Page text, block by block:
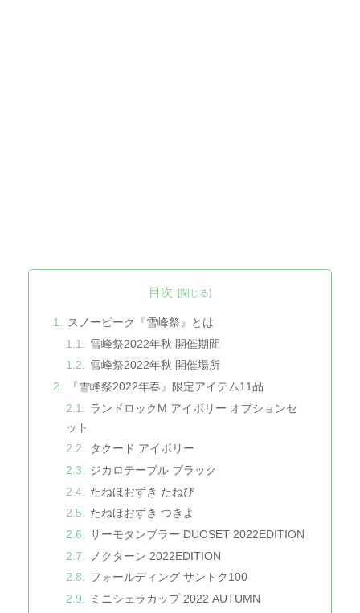
目次
スノーピーク『雪峰祭』とは
雪峰祭2022年秋 開催期間
雪峰祭2022年秋 開催場所
『雪峰祭2022年春』限定アイテム11品
ランドロックM アイボリー オプションセ
ット
タクード アイボリー
ジカロテーブル ブラック
たねほおずき たねび
たねほおずき つきよ
サーモタンブラー DUOSET 2022EDITION
ノクターン 2022EDITION
フォールディング サントク100
ミニシェラカップ 2022 AUTUMN